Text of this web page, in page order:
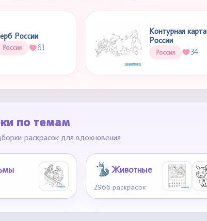
России
Россия 61
Контурная карта
России
Россия 34
по темам
раскрасок для вдохновения
Животные
2966 раскрасок